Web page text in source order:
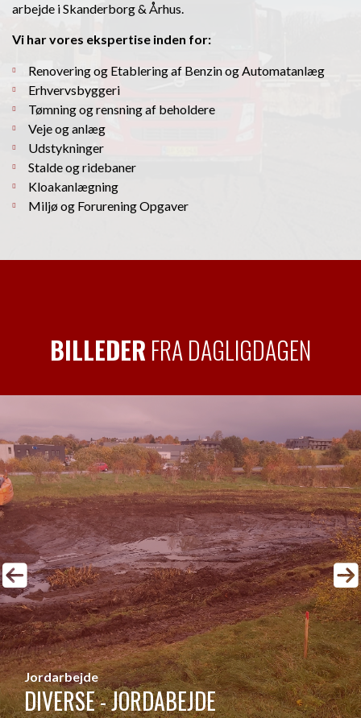
arbejde i Skanderborg & Århus.
Vi har vores ekspertise inden for:
Renovering og Etablering af Benzin og Automatanlæg
Erhvervsbyggeri
Tømning og rensning af beholdere
Veje og anlæg
Udstykninger
Stalde og ridebaner
Kloakanlægning
Miljø og Forurening Opgaver
BILLEDER FRA DAGLIGDAGEN
Jordarbejde
DIVERSE - JORDABEJDE